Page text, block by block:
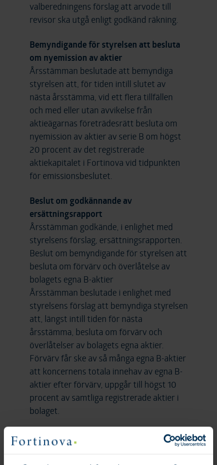
valberedningens förslag att arvode till
revisor ska utgå enligt godkänd räkning.
Bemyndigande för styrelsen att besluta
om nyemission av aktier
Årsstämman beslutade att bemyndiga
styrelsen att, för tiden intill slutet av
nästa årsstämma, vid ett flera tillfällen
och med eller utan avvikelse från
aktieägarnas företrädesrätt besluta om
nyemission av aktier av serie B om högst
20 procent av det registrerade
aktiekapitalet i Fortinova vid tidpunkten
för emissionsbeslutet.
Beslut om godkännande av
ersättningsrapport
Årsstämman godkände, i enlighet med
styrelsens förslag, ersättningsrapporten.
Beslut om bemyndigande för styrelsen att
besluta om förvärv och överlåtelse av
bolagets egna B-aktier
Årsstämman beslutade i enlighet med
styrelsens förslag att bemyndiga styrelsen
att, längst intill tiden för nästa
årsstämma, besluta om förvärv och
överlåtelser av bolagets egna aktier.
Förvärv får ske av så många egna B-aktier
att koncernens totala innehav av egna B-
aktier efter förvärv, uppgår till högst 10
procent av samtliga registrerade aktier i
bolaget.
Protokoll fört vid årsstämman kommer
att publiceras på Fortinovas hemsida
inom två veckor och på den plats där